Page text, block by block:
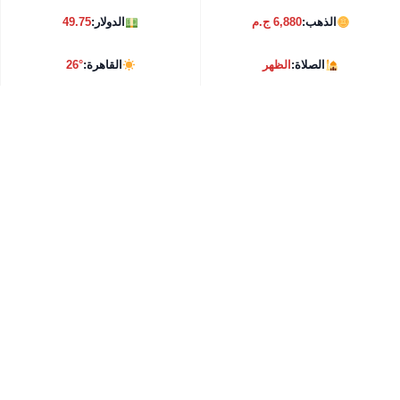
الذهب:6,880 ج.م الدولار:49.75
الصلاة:الظهر القاهرة:26°